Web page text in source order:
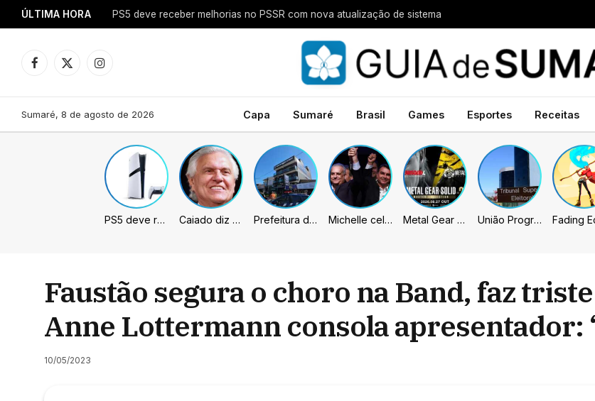
ÚLTIMA HORA PS5 deve receber melhorias no PSSR com nova atualização de sistema
Facebook
X
Instagram
Sumaré, 8 de agosto de 2026 Capa Sumaré Brasil Games Esportes Receitas
PS5 deve receber melhorias no PSSR com nova atualização de sistema Caiado diz que “governa” com emendas e julga facções terroristas Prefeitura de Sumaré inaugura nova subsede da GCM na Área Cura Michelle celebra vice de Flávio: “Que chapa possa ser vitoriosa” Metal Gear Solid: Master Collection 2 terá legendas e menus em portugues União Progressista e PL terão mais tempo de propaganda eleitoral
Faustão segura o choro na Band, faz
Anne Lottermann consola apresentador:
10/05/2023